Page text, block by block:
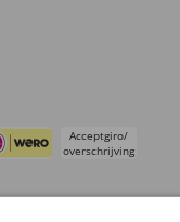
Acceptgiro/
overschrijving